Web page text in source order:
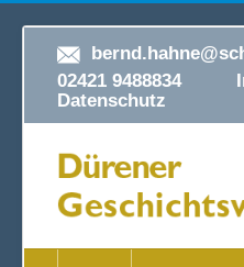
02421 9488834
Datenschutz